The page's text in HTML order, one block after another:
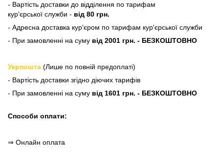
- Вартість доставки до відділення по тарифам
кур'єрської служби - від 80 грн.
- Адресна доставка кур'єром по тарифам кур'єрської служби
- При замовленні на суму від 2001 грн. - БЕЗКОШТОВНО
Укрпошта (Лише по повній предоплаті)
- Вартість доставки згідно діючих тарифів
- При замовленні на суму від 1601 грн. - БЕЗКОШТОВНО
Способи оплати:
⇒ Онлайн оплата